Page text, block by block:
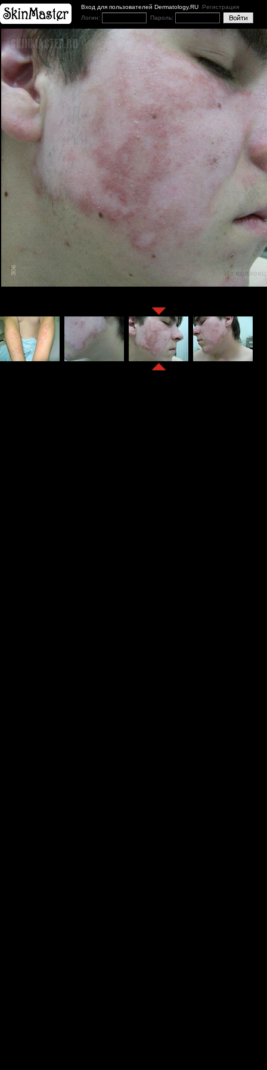
Вход для пользователей Dermatology.RU Регистрация
Логин:
Пароль: